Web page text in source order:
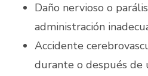
Daño nervioso o
administración
Accidente
durante o después de